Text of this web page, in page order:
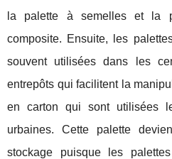
la palette à semelles et la
composite. Ensuite, les
souvent utilisées dans les
entrepôts qui facilitent la
en carton qui sont utilisées
urbaines. Cette palette
stockage puisque les palettes